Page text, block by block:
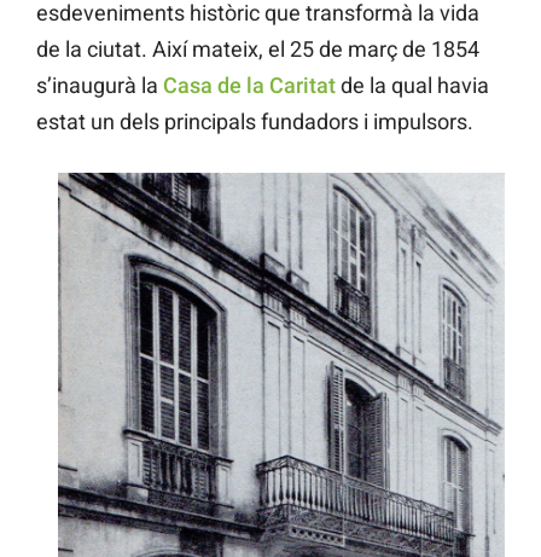
esdeveniments històric que transformà la vida
de la ciutat. Així mateix, el 25 de març de 1854
s’inaugurà la Casa de la Caritatde la qual havia
estat un dels principals fundadors i impulsors.